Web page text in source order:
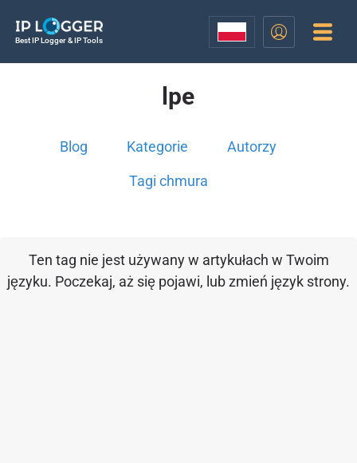
Best IP Logger & IP Tools
lpe
Blog Kategorie Autorzy
Tagi chmura